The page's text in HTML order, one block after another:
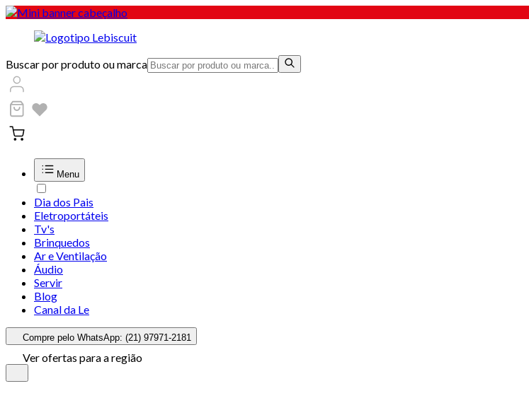
Buscar por produto ou marca
Menu
Dia dos Pais
Eletroportáteis
Tv's
Brinquedos
Ar e Ventilação
Áudio
Servir
Blog
Canal da Le
Compre pelo WhatsApp: (21) 97971-2181
Ver ofertas para a região